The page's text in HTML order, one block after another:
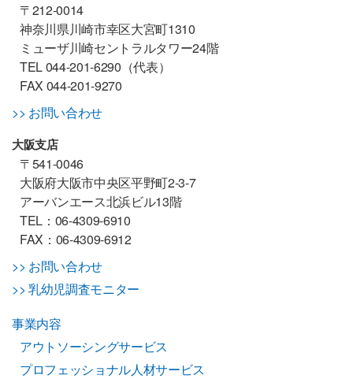
〒212-0014
神奈川県川崎市幸区大宮町1310
ミューザ川崎セントラルタワー24階
TEL 044-201-6290（代表）
FAX 044-201-9270
>> お問い合わせ
大阪支店
〒541-0046
大阪府大阪市中央区平野町2-3-7
アーバンエース北浜ビル13階
TEL：06-4309-6910
FAX：06-4309-6912
>> お問い合わせ
>> 乳幼児調査モニター
事業内容
アウトソーシングサービス
プロフェッショナル人材サービス